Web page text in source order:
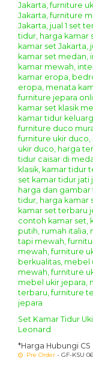
Set Kamar Tidur
Leonard
*Harga Hubungi CS
Pre Order - GF-KSU